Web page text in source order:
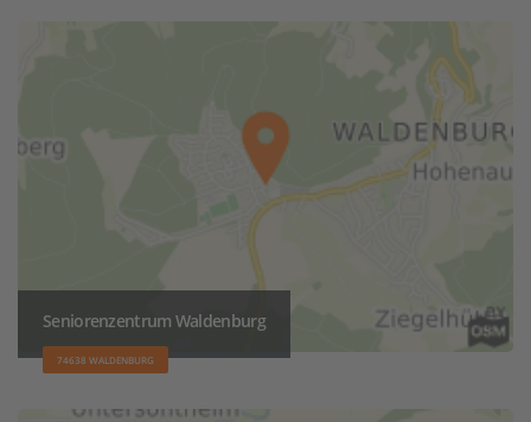
Seniorenzentrum Waldenburg
74638 WALDENBURG